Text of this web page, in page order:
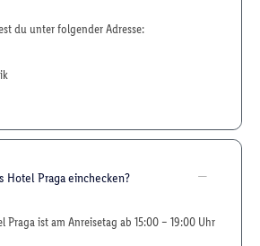
du unter folgender Adresse:
Hotel Praga einchecken?
Praga ist am Anreisetag ab 15:00 – 19:00 Uhr